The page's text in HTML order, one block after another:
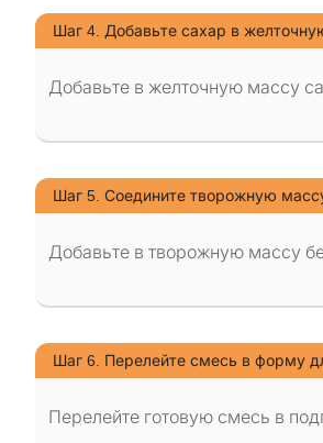
Шаг 4. Добавьте сахар в
Добавьте в желточную массу
Шаг 5. Соедините творожную
Добавьте в творожную массу
Шаг 6. Перелейте смесь в форму
Перелейте готовую смесь в